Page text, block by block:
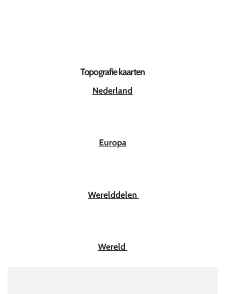
Topografie kaarten
Nederland
Europa
Werelddelen
Wereld